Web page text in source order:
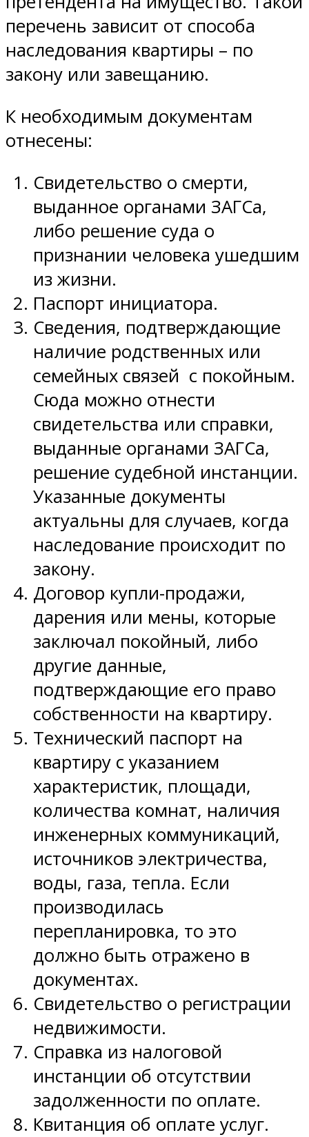
перечень зависит от способа
наследования квартиры – по
закону или завещанию.
К необходимым документам
отнесены:
Свидетельство о смерти,
выданное органами ЗАГСа,
либо решение суда о
признании человека ушедшим
из жизни.
Паспорт инициатора.
Сведения, подтверждающие
наличие родственных или
семейных связей с покойным.
Сюда можно отнести
свидетельства или справки,
выданные органами ЗАГСа,
решение судебной инстанции.
Указанные документы
актуальны для случаев, когда
наследование происходит по
закону.
Договор купли-продажи,
дарения или мены, которые
заключал покойный, либо
другие данные,
подтверждающие его право
собственности на квартиру.
Технический паспорт на
квартиру с указанием
характеристик, площади,
количества комнат, наличия
инженерных коммуникаций,
источников электричества,
воды, газа, тепла. Если
производилась
перепланировка, то это
должно быть отражено в
документах.
Свидетельство о регистрации
недвижимости.
Справка из налоговой
инстанции об отсутствии
задолженности по оплате.
Квитанция об оплате услуг.